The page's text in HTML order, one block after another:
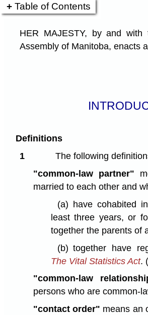
Table of Contents
HER MAJESTY, by and
Assembly of Manitoba, enacts
Definitions
1
The following
"common-law partner"
married to each other and
(a) have cohabited
least three years, or
together the parents of
(b) together have
The Vital Statistics Act.
"common-law
persons who are common-
"contact order" means an